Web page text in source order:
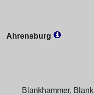
Ahrensburg
Blankhammer,